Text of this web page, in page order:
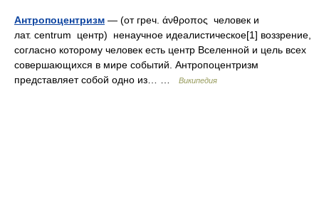
Антропоцентризм — (от греч. άνθροπος человек и
лат. centrum центр) ненаучное идеалистическое[1] воззрение,
согласно которому человек есть центр Вселенной и цель всех
совершающихся в мире событий. Антропоцентризм
представляет собой одно из… …
Википедия